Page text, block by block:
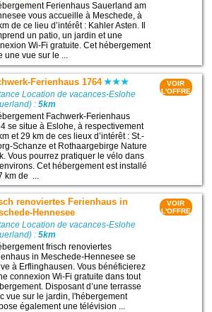
Ferienhaus Sauerland am
vous accueille à Meschede, à
de ce lieu d’intérêt : Kahler Asten. Il
un patio, un jardin et une
Wi-Fi gratuite. Cet hébergement
une vue sur le ...
Ferienhaus 1764
Location de vacances-Eslohe
:5km
Fachwerk-Ferienhaus
se situe à Eslohe, à respectivement
et 29 km de ces lieux d’intérêt : St.-
Schanze et Rothaargebirge Nature
Vous pourrez pratiquer le vélo dans
Cet hébergement est installé
km de ...
VOIR
L'OFFRE
renoviertes Ferienhaus in
Hennesee
Location de vacances-Eslohe
:5km
frisch renoviertes
in Meschede-Hennesee se
à Erflinghausen. Vous bénéficierez
connexion Wi-Fi gratuite dans tout
Disposant d’une terrasse
vue sur le jardin, l'hébergement
également une télévision ...
VOIR
L'OFFRE